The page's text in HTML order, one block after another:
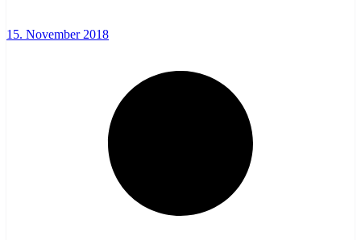
15. November 2018